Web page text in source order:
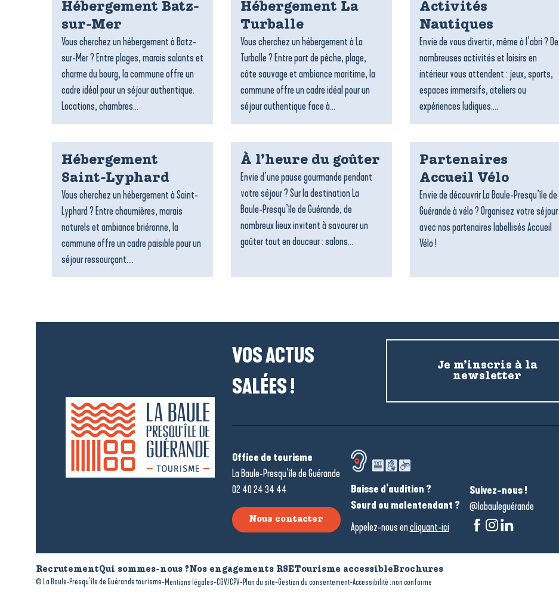
Hébergement Batz-
sur-Mer
Vous cherchez un hébergement à Batz-
sur-Mer ? Entre plages, marais salants et
charme du bourg, la commune offre un
cadre idéal pour un séjour authentique.
Locations, chambres...
Hébergement La
Turballe
Vous cherchez un hébergement à La
Turballe ? Entre port de pêche, plage,
côte sauvage et ambiance maritime, la
commune offre un cadre idéal pour un
séjour authentique face à...
Activités
Nautiques
Envie de vous divertir, même à l’abri ? De
nombreuses activités et loisirs en
intérieur vous attendent : jeux, sports,
espaces immersifs, ateliers ou
expériences ludiques....
Hébergement
Saint-Lyphard
Vous cherchez un hébergement à Saint-
Lyphard ? Entre chaumières, marais
naturels et ambiance briéronne, la
commune offre un cadre paisible pour un
séjour ressourçant....
À l’heure du goûter
Envie d’une pause gourmande pendant
votre séjour ? Sur la destination La
Baule-Presqu’île de Guérande, de
nombreux lieux invitent à savourer un
goûter tout en douceur : salons...
Partenaires
Accueil Vélo
Envie de découvrir La Baule-Presqu’île de
Guérande à vélo ? Organisez votre séjour
avec nos partenaires labellisés Accueil
Vélo !
VOS ACTUS
SALÉES !
Je m’inscris à la
newsletter
Office de tourisme
La Baule-Presqu’île de Guérande
02 40 24 34 44
Nous contacter
Baisse d’audition ?
Sourd ou malentendant ?
Appelez-nous encliquant-ici
Suivez-nous !
@labauleguérande
RecrutementQui sommes-nous ?Nos engagements RSETourisme accessibleBrochures
© La Baule-Presqu’île de Guérande tourisme-Mentions légales-CGV/CPV-Plan du site-Gestion du consentement-Accessibilité : non conforme